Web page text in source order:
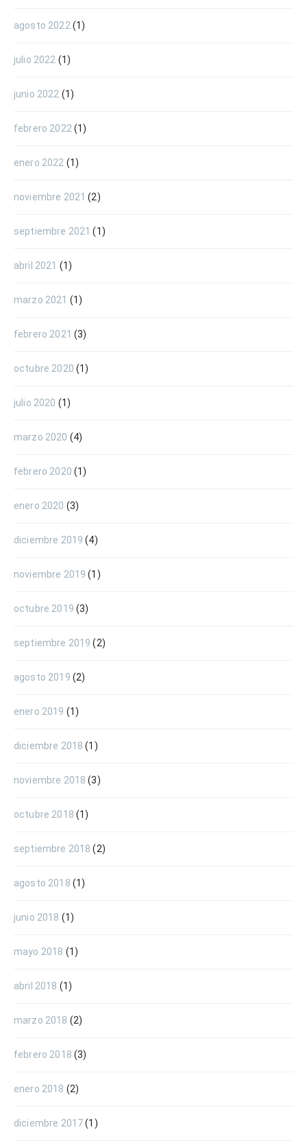
agosto 2022 (1)
julio 2022 (1)
junio 2022 (1)
febrero 2022 (1)
enero 2022 (1)
noviembre 2021 (2)
septiembre 2021 (1)
abril 2021 (1)
marzo 2021 (1)
febrero 2021 (3)
octubre 2020 (1)
julio 2020 (1)
marzo 2020 (4)
febrero 2020 (1)
enero 2020 (3)
diciembre 2019 (4)
noviembre 2019 (1)
octubre 2019 (3)
septiembre 2019 (2)
agosto 2019 (2)
enero 2019 (1)
diciembre 2018 (1)
noviembre 2018 (3)
octubre 2018 (1)
septiembre 2018 (2)
agosto 2018 (1)
junio 2018 (1)
mayo 2018 (1)
abril 2018 (1)
marzo 2018 (2)
febrero 2018 (3)
enero 2018 (2)
diciembre 2017(1)